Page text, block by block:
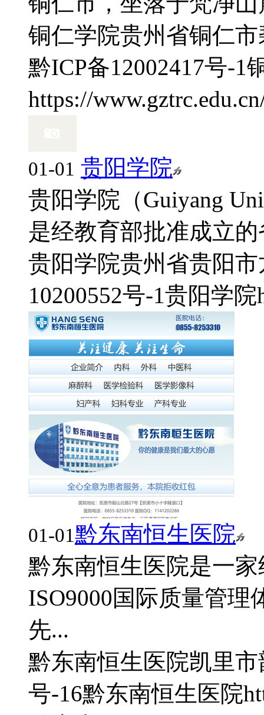
铜仁学院贵州省铜仁
黔ICP备12002417号-1
https://
01-01 贵阳学院
贵阳学院（Guiyang
是经教育部批准成立
贵阳学院贵州省贵阳
10200552号-1贵阳学院
01-01​黔东南恒生医院
黔东南恒生医院是一
ISO9000国际质量管
先...
黔东南恒生医院凯里
号-16​黔东南恒生医院